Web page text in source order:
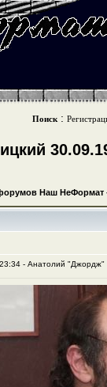
Поиск :
Наш НеФормат
- Анатолий "Джордж"